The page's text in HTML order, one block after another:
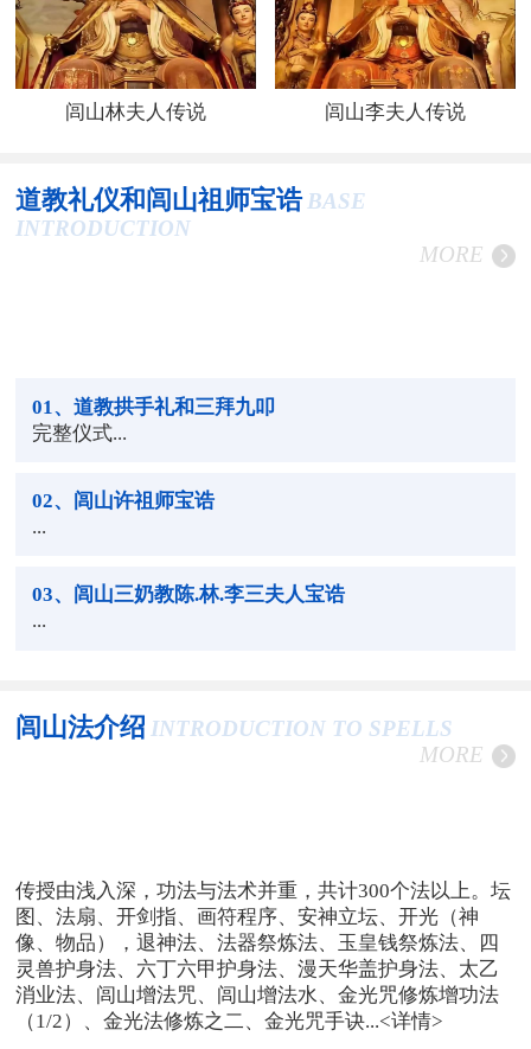
闾山林夫人传说 闾山李夫人传说
道教礼仪和闾山祖师宝诰 BASE
INTRODUCTION
MORE
01 、道教拱手礼和三拜九叩
完整仪式...
02、闾山许祖师宝诰
...
03、闾山三奶教陈.林.李三夫人宝诰
...
闾山法介绍 INTRODUCTION TO SPELLS
MORE
传授由浅入深，功法与法术并重，共计300个法以上。坛
图、法扇、开剑指、画符程序、安神立坛、开光（神
像、物品），退神法、法器祭炼法、玉皇钱祭炼法、四
灵兽护身法、六丁六甲护身法、漫天华盖护身法、太乙
消业法、闾山增法咒、闾山增法水、金光咒修炼增功法
（1/2）、金光法修炼之二、金光咒手诀...<详情>